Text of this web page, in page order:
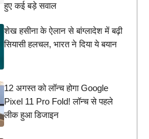
हुए कई बड़े सवाल
शेख हसीना के ऐलान से बांग्लादेश में बढ़ी
सियासी हलचल, भारत ने दिया ये बयान
12 अगस्त को लॉन्च होगा Google
Pixel 11 Pro Fold! लॉन्च से पहले
लीक हुआ डिजाइन